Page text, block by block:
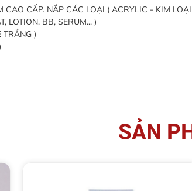
CAO CẤP. NẮP CÁC LOẠI ( ACRYLIC - KIM LOẠI
LOTION, BB, SERUM... )
TRẮNG )
SẢN